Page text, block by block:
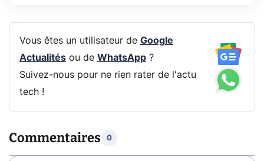
Vous êtes un utilisateur de Google
Actualitésou de WhatsApp?
Suivez-nous pour ne rien rater de l'actu
tech !
Commentaires 0